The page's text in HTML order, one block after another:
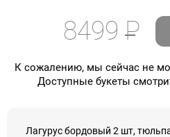
8499Р
К сожалению, мы сейчас не
Доступные букеты
Лагурус бордовый 2 шт,